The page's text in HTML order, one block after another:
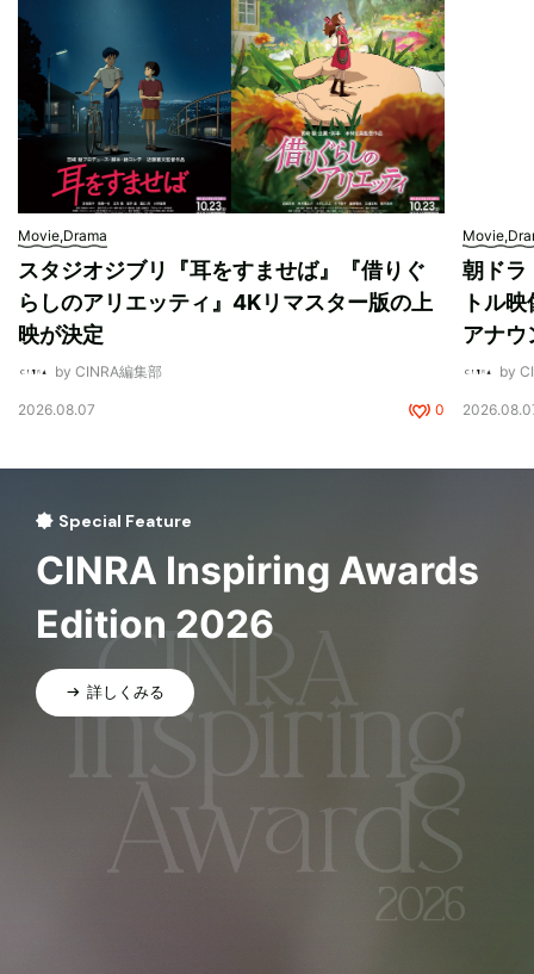
Movie,Drama
スタジオジブリ『耳をすませば』『借りぐ
らしのアリエッティ』4Kリマスター版の上
映が決定
by CINRA編集部
2026.08.07 0
朝ドラ
トル
アナウ
by
Special Feature
CINRA Inspiring Awards
Edition 2026
詳しくみる